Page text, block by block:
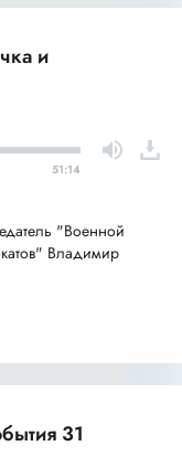
и
51:14
"Военной
Владимир
31